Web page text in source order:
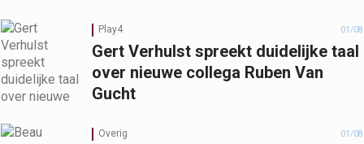
Play4 01/08
Gert Verhulst spreekt duidelijke taal
over nieuwe collega Ruben Van
Gucht
Overig 01/08